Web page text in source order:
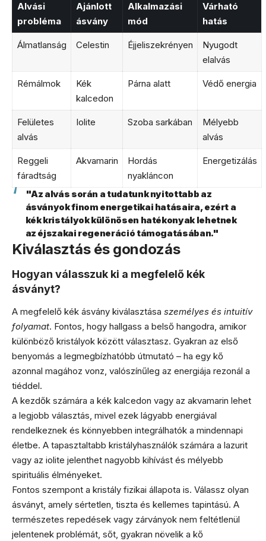
Alvási
probléma
Ajánlott
ásvány
Alkalmazási
mód
Várható
hatás
Álmatlanság Celestin Éjjeliszekrényen
Nyugodt
elalvás
Rémálmok
Kék
kalcedon
Párna alatt Védő energia
Felületes
alvás
Iolite Szoba sarkában
Mélyebb
alvás
Reggeli
fáradtság
Akvamarin
Hordás
nyakláncon
Energetizálás
"Az alvás során a tudatunk nyitottabb az
ásványok finom energetikai hatásaira, ezért a
kék kristályok különösen hatékonyak lehetnek
az éjszakai regeneráció támogatásában."
Kiválasztás és gondozás
Hogyan válasszuk ki a megfelelő kék
ásványt?
A megfelelő kék ásvány kiválasztása személyes és intuitív
folyamat. Fontos, hogy hallgass a belső hangodra, amikor
különböző kristályok között választasz. Gyakran az első
benyomás a legmegbízhatóbb útmutató – ha egy kő
azonnal magához vonz, valószínűleg az energiája rezonál a
tiéddel.
A kezdők számára a kék kalcedon vagy az akvamarin lehet
a legjobb választás, mivel ezek lágyabb energiával
rendelkeznek és könnyebben integrálhatók a mindennapi
életbe. A tapasztaltabb kristályhasználók számára a lazurit
vagy az iolite jelenthet nagyobb kihívást és mélyebb
spirituális élményeket.
Fontos szempont a kristály fizikai állapota is. Válassz olyan
ásványt, amely sértetlen, tiszta és kellemes tapintású. A
természetes repedések vagy zárványok nem feltétlenül
jelentenek problémát, sőt, gyakran növelik a kő